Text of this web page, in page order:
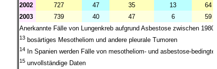
2002
727 47 35 13
64
2003
739 40 47 6
59
Anerkannte Fälle von Lungenkreb aufgrund Asbestose zwischen 1980
13 bosärtiges Mesotheliom und andere pleurale Tumoren
14 In Spanien werden Fälle von mesotheliom- und asbestose-
15 unvollständige Daten